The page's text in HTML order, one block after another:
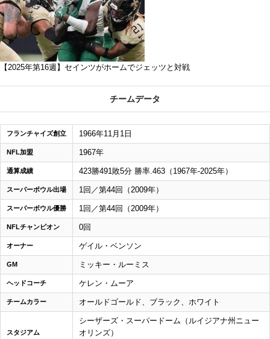
【2025年第16週】セインツがホームでジェッツと対戦
チームデータ
フランチャイズ創立 1966年11月1日
NFL加盟 1967年
通算成績 423勝491敗5分 勝率.463（1967年-2025年）
スーパーボウル出場 1回／第44回（2009年）
スーパーボウル優勝 1回／第44回（2009年）
NFLチャンピオン 0回
オーナー ゲイル・ベンソン
GM ミッキー・ルーミス
ヘッドコーチ ケレン・ムーア
チームカラー オールドゴールド、ブラック、ホワイト
スタジアム
シーザーズ・スーパードーム（ルイジアナ州ニュー
オリンズ）